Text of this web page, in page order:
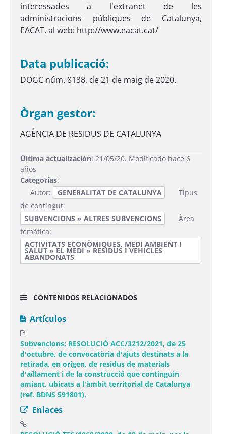
interessades a l'extranet de les
administracions públiques de Catalunya,
EACAT, al web: http://www.eacat.cat/
Data publicació:
DOGC núm. 8138, de 21 de maig de 2020.
Òrgan gestor:
AGÈNCIA DE RESIDUS DE CATALUNYA
Última actualización: 21/05/20. Modificado hace 6
años
Categorías:
Autor:
GENERALITAT DE CATALUNYA
Tipus
de contingut:
SUBVENCIONS » ALTRES SUBVENCIONS
Àrea
temàtica:
ACTIVITATS ECONÒMIQUES, MEDI AMBIENT I
SALUT » EL MEDI » RESIDUS I VEHICLES
ABANDONATS
CONTENIDOS RELACIONADOS
Artículos
Subvencions: RESOLUCIÓ ACC/3212/2021, de 25
d'octubre, de convocatòria d'ajuts destinats a la
retirada, en origen, de residus de materials
d'aïllament i de la construcció que continguin
amiant, ubicats a l'àmbit territorial de Catalunya
(ref. BDNS 591801).
Enlaces